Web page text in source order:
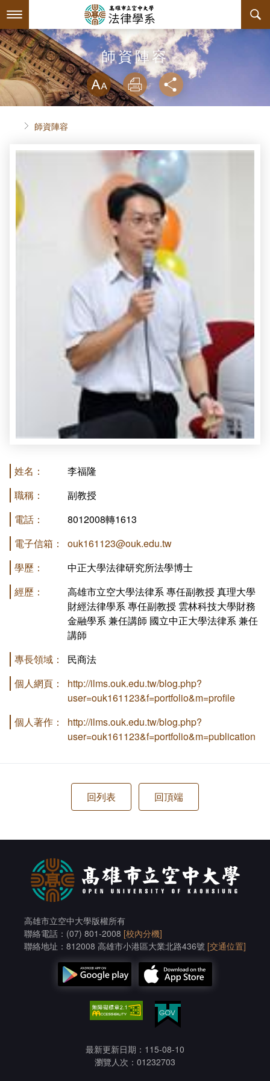
到
要
內
容
最新消息
系所簡介
系主任介紹
關於本系
師資陣容
課程規劃
授課大綱
教材資訊
課程地圖主頁
終身學習
檔案下載
相關連結
系學會
學會幹部
回空大首頁
師資陣容
放大
列印
首頁師資陣容
姓名：
李福隆
職稱：
副教授
電話：
8012008轉1613
電子信箱：
ouk161123@ouk.edu.tw
學歷：
中正大學法律研究所法學博士
經歷：
高雄市立空大學法律系 專任副教授 真理大學
財經法律學系 專任副教授 雲林科技大學財務
金融學系 兼任講師 國立中正大學法律系 兼任
講師
專長領域：
民商法
個人網頁：
http://ilms.ouk.edu.tw/blog.php?
user=ouk161123&f=portfolio&m=profile
個人著作：
http://ilms.ouk.edu.tw/blog.php?
user=ouk161123&f=portfolio&m=publication
高雄市立空中大學版權所有
聯絡電話：(07) 801-2008 [校內分機]
聯絡地址：812008 高雄市小港區大業北路436號 [交通位置]
最新更新日期：115-08-10
瀏覽人次：01232703